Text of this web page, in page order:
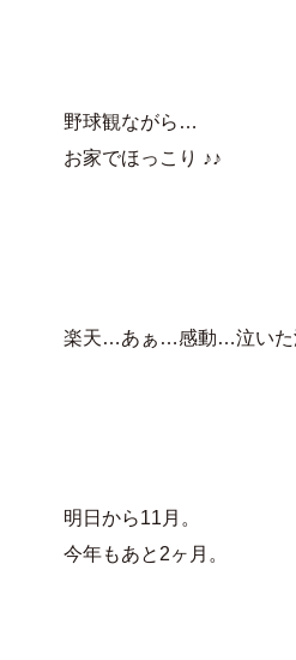
野球観ながら…
お家でほっこり ♪♪
楽天…あぁ…感動…泣いた
明日から11月。
今年もあと2ヶ月。